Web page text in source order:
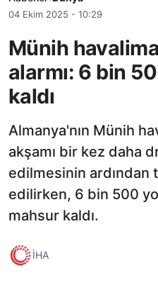
04 Ekim 2025 - 10:29
Münih
alarmı: 6 bin
kaldı
Almanya'nın Münih
akşamı bir kez daha
edilmesinin ardından
edilirken, 6 bin 500
mahsur kaldı.
İHA